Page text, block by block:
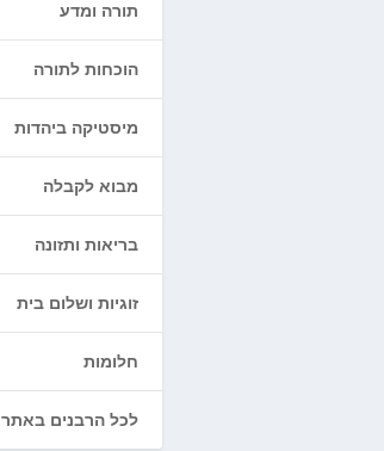
תורה ומדע
הוכחות לתורה
מיסטיקה ביהדות
מבוא לקבלה
בריאות ותזונה
זוגיות ושלום בית
חלומות
לכל הרבנים באתר